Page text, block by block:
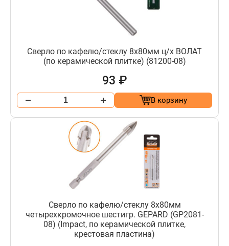
Сверло по кафелю/стеклу 8х80мм ц/х ВОЛАТ
(по керамической плитке) (81200-08)
93 ₽
В корзину
Сверло по кафелю/стеклу 8х80мм
четырехкромочное шестигр. GEPARD (GP2081-
08) (Impact, по керамической плитке,
крестовая пластина)